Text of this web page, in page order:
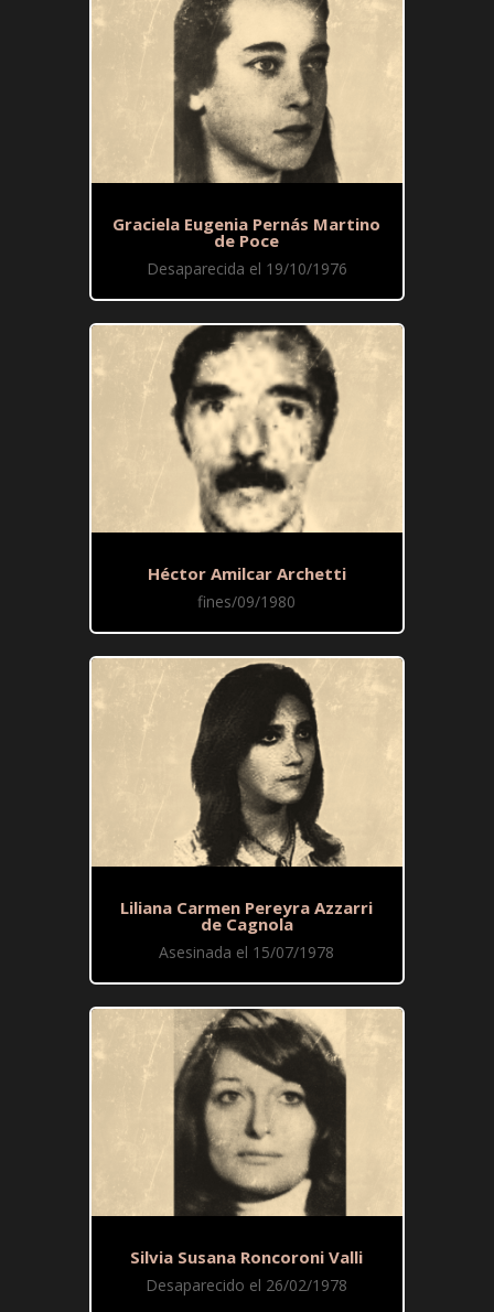
Graciela Eugenia Pernás Martino
de Poce
Desaparecida el 19/10/1976
Héctor Amilcar Archetti
fines/09/1980
Liliana Carmen Pereyra Azzarri
de Cagnola
Asesinada el 15/07/1978
Silvia Susana Roncoroni Valli
Desaparecido el 26/02/1978